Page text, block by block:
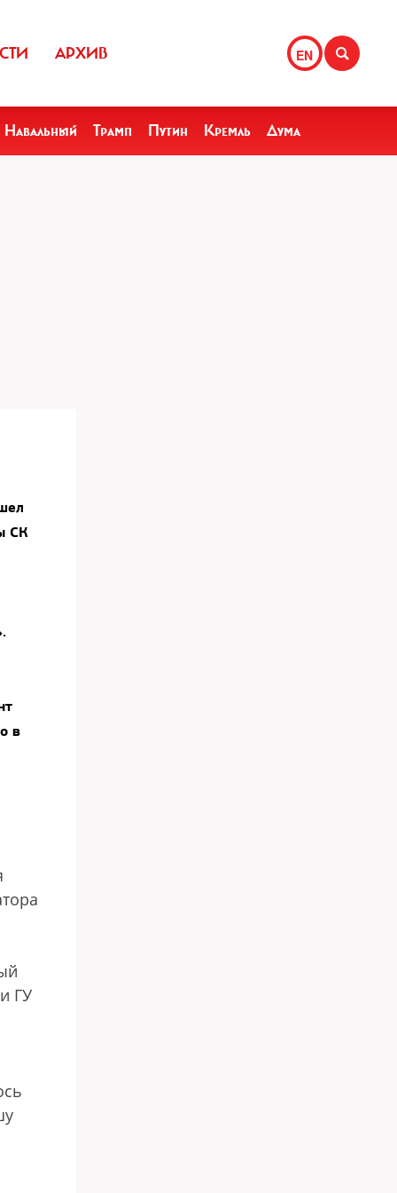
EN
АРХИВ
Навальный Трамп Путин Кремль Дума
СК
в
ГУ